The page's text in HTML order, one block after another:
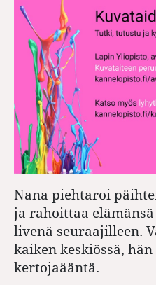
Nana piehtaroi
ja rahoittaa
livenä seuraajilleen.
kaiken keskiössä, hän
kertojaääntä.